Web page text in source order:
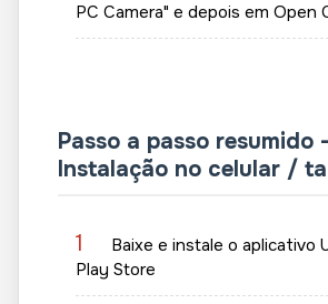
PC Camera" e depois em Open
Passo a passo resumido
Instalação no celular /
1
Baixe e instale o aplicativo
Play Store